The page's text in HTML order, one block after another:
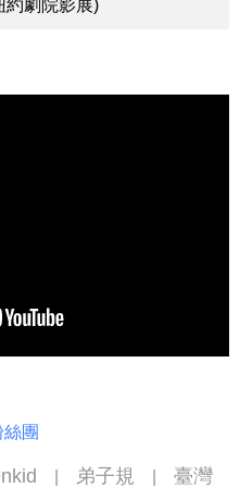
約劇院影展)
團
弟子規
臺灣